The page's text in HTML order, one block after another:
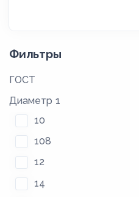
Фильтры
ГОСТ
Диаметр 1
10
108
12
14